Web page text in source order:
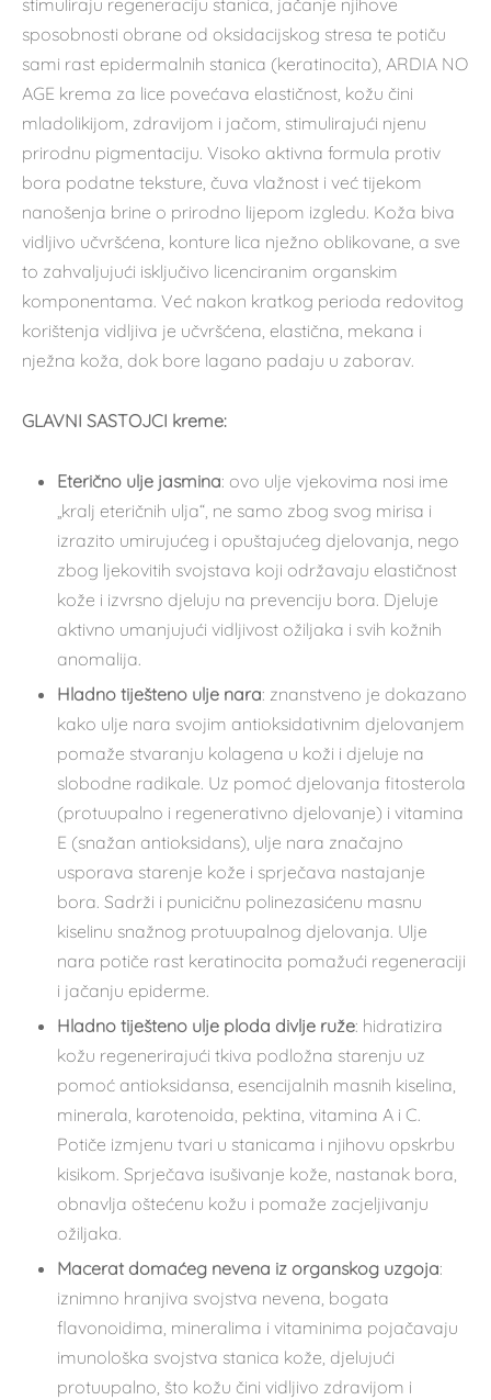
stimuliraju regeneraciju stanica, jačanje njihove
sposobnosti obrane od oksidacijskog stresa te potiču
sami rast epidermalnih stanica (keratinocita), ARDIA NO
AGE krema za lice povećava elastičnost, kožu čini
mladolikijom, zdravijom i jačom, stimulirajući njenu
prirodnu pigmentaciju. Visoko aktivna formula protiv
bora podatne teksture, čuva vlažnost i već tijekom
nanošenja brine o prirodno lijepom izgledu. Koža biva
vidljivo učvršćena, konture lica nježno oblikovane, a sve
to zahvaljujući isključivo licenciranim organskim
komponentama. Već nakon kratkog perioda redovitog
korištenja vidljiva je učvršćena, elastična, mekana i
nježna koža, dok bore lagano padaju u zaborav.
GLAVNI SASTOJCI kreme:
Eterično ulje jasmina: ovo ulje vjekovima nosi ime
„kralj eteričnih ulja“, ne samo zbog svog mirisa i
izrazito umirujućeg i opuštajućeg djelovanja, nego
zbog ljekovitih svojstava koji održavaju elastičnost
kože i izvrsno djeluju na prevenciju bora. Djeluje
aktivno umanjujući vidljivost ožiljaka i svih kožnih
anomalija.
Hladno tiješteno ulje nara: znanstveno je dokazano
kako ulje nara svojim antioksidativnim djelovanjem
pomaže stvaranju kolagena u koži i djeluje na
slobodne radikale. Uz pomoć djelovanja fitosterola
(protuupalno i regenerativno djelovanje) i vitamina
E (snažan antioksidans), ulje nara značajno
usporava starenje kože i sprječava nastajanje
bora. Sadrži i punicičnu polinezasićenu masnu
kiselinu snažnog protuupalnog djelovanja. Ulje
nara potiče rast keratinocita pomažući regeneraciji
i jačanju epiderme.
Hladno tiješteno ulje ploda divlje ruže: hidratizira
kožu regenerirajući tkiva podložna starenju uz
pomoć antioksidansa, esencijalnih masnih kiselina,
minerala, karotenoida, pektina, vitamina A i C.
Potiče izmjenu tvari u stanicama i njihovu opskrbu
kisikom. Sprječava isušivanje kože, nastanak bora,
obnavlja oštećenu kožu i pomaže zacjeljivanju
ožiljaka.
Macerat domaćeg nevena iz organskog uzgoja:
iznimno hranjiva svojstva nevena, bogata
flavonoidima, mineralima i vitaminima pojačavaju
imunološka svojstva stanica kože, djelujući
protuupalno, što kožu čini vidljivo zdravijom i